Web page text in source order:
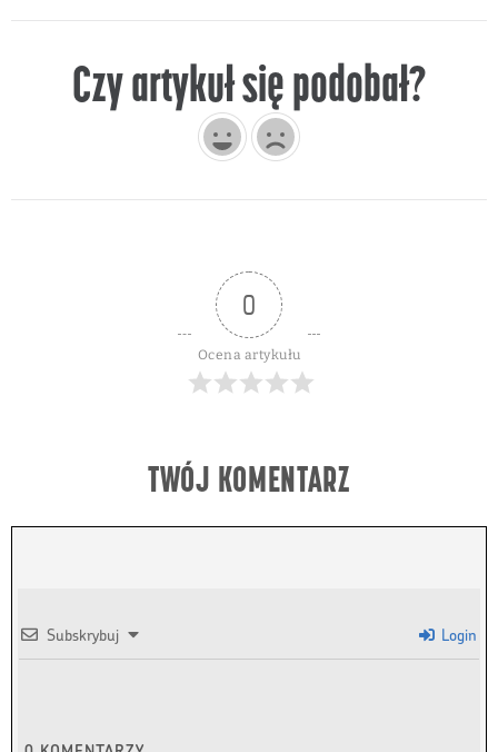
Czy artykuł się podobał?
0
Ocena artykułu
TWÓJ KOMENTARZ
Subskrybuj Login